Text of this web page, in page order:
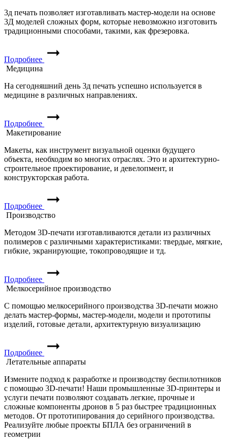
3д печать позволяет изготавливать мастер-модели на основе
3Д моделей сложных форм, которые невозможно изготовить
традиционными способами, такими, как фрезеровка.
Подробнее
Медицина
На сегодняшний день 3д печать успешно используется в
медицине в различных направлениях.
Подробнее
Макетирование
Макеты, как инструмент визуальной оценки будущего
объекта, необходим во многих отраслях. Это и архитектурно-
строительное проектирование, и девелопмент, и
конструкторская работа.
Подробнее
Производство
Методом 3D-печати изготавливаются детали из различных
полимеров с различными характеристиками: твердые, мягкие,
гибкие, экранирующие, токопроводящие и тд.
Подробнее
Мелкосерийное производство
С помощью мелкосерийного производства 3D-печати можно
делать мастер-формы, мастер-модели, модели и прототипы
изделий, готовые детали, архитектурную визуализацию
Подробнее
Летательные аппараты
Измените подход к разработке и производству беспилотников
с помощью 3D-печати! Наши промышленные 3D-принтеры и
услуги печати позволяют создавать легкие, прочные и
сложные компоненты дронов в 5 раз быстрее традиционных
методов. От прототипирования до серийного производства.
Реализуйте любые проекты БПЛА без ограничений в
геометрии